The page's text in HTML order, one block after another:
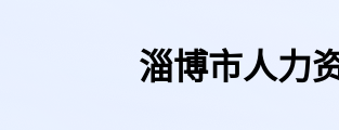
淄博市人力